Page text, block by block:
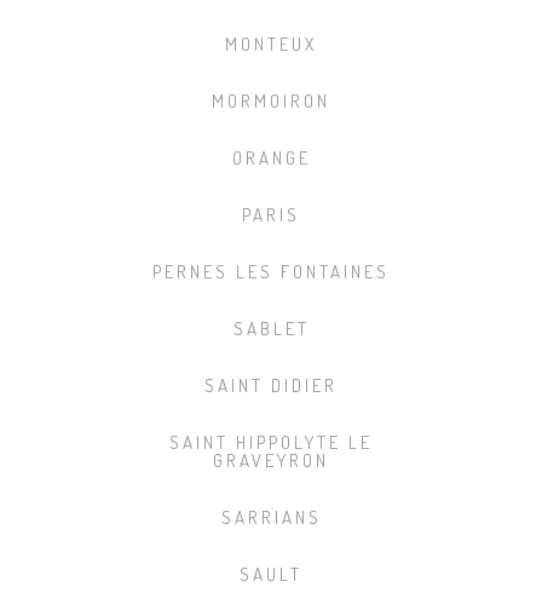
MONTEUX
MORMOIRON
ORANGE
PARIS
PERNES LES FONTAINES
SABLET
SAINT DIDIER
SAINT HIPPOLYTE LE
GRAVEYRON
SARRIANS
SAULT